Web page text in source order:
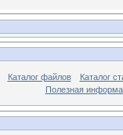
Каталог файлов
Каталог
Полезная